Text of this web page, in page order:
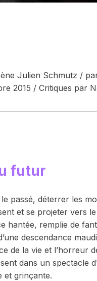
Julien Schmutz /
2015 / Critiques par
futur
passé, déterrer les
et se projeter vers
hantée, remplie de
descendance
de la vie et l’horreur
dans un spectacle
et grinçante.